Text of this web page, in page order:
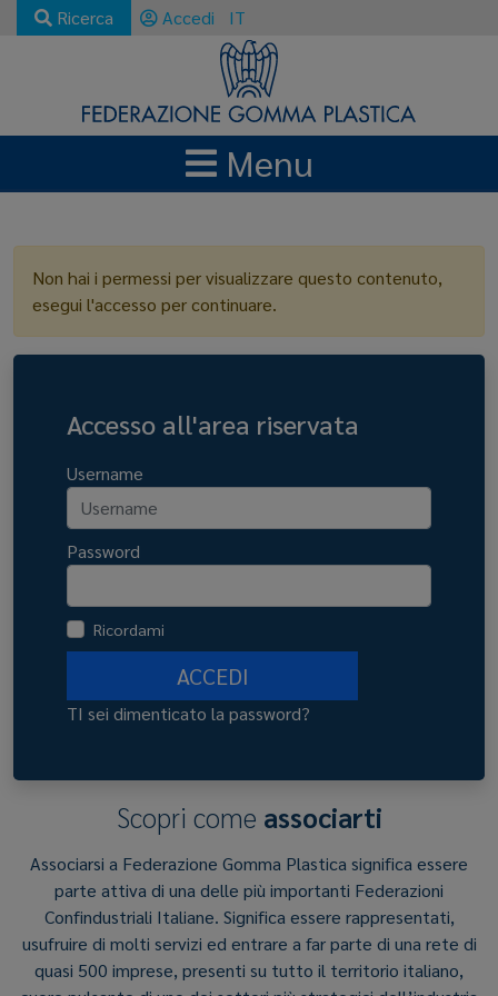
Ricerca Accedi IT
Menu
Non hai i permessi per visualizzare questo contenuto,
esegui l'accesso per continuare.
Accesso all'area riservata
Username
Password
Ricordami
ACCEDI
TI sei dimenticato la password?
Scopri come associarti
Associarsi a Federazione Gomma Plastica significa essere
parte attiva di una delle più importanti Federazioni
Confindustriali Italiane. Significa essere rappresentati,
usufruire di molti servizi ed entrare a far parte di una rete di
quasi 500 imprese, presenti su tutto il territorio italiano,